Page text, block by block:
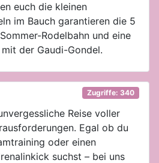
euch die kleinen
im Bauch garantieren die 5
Rodelbahn und eine
der Gaudi-Gondel.
Zugriffe: 340
Reise voller
Egal ob du
oder einen
suchst – bei uns